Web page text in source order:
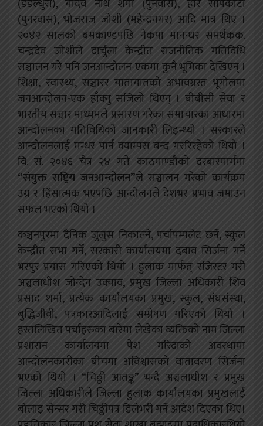
(डडेल्धुरा), यादव नाथ शर्मा (पुनर्वास), हरि सापकोटा
(पुनरवास), भोजराज जोशी (महेन्द्रनगर) आदि मात्र थिए ।
२०४२ सालको बमकाण्डपछि नेकपा मानन्धर समर्थकक.
चन्द्रदेव जोशीले दार्चुला केन्द्रीत राजनीतिक गतिविधि
सञ्चालन गरे पनि जनआन्दोलन-एकमा कुनै भूमिका देखिएन् ।
शिक्षा, स्वास्थ्य, सञ्चारर यातायातको अभावग्रस्त भूगोलमा
जनआन्दोलन-एक हाँक्नु सजिलो थिएन् । बीबीसी सेवा र
भारतीय सञ्चार माध्यमले प्रसारण गरेका समाचारका आधारमा
आन्दोलनका गतिविधिको जानकारी लिइन्थ्यो । सरकारले
आन्दोलनलाई मन्थर पार्न क्याम्पस बन्द गररिरहेको थियो ।
वि. सं. २०४६ चैत्र २४ गते काठमाण्डौको दरबारमार्गमा
“संयुक्त राष्ट्रिय जनआन्दोलन”ले सञ्चालन गरेको कार्यक्रम
उग्र र हिंसात्मक भएपछि आन्दोलनले देशभर प्रभाव जमाउन
सफल भएको थियो ।
कञ्चनपुरमा दैनिक जुलुस निकाल्ने, पर्चापम्पलेट छर्ने, स्कुल
केन्द्रीत सभा गर्ने, सरकारी कार्यालयमा दबाव सिर्जना गर्ने
भरपुर प्रयास गरिएको थियो । हुलाक मार्फत् रजिस्टर गरी
अञ्चलाधीश जोन्देन उक्याव, प्रमुख जिल्ला अधिकारी शिव
प्रसाद शर्मा, प्रत्येक कार्यालयका प्रमुख, स्कुल, संघसंस्था,
बुद्धिजीवी, पत्रकारआदिलाई सम्प्रेषण गरिएको थियो ।
हस्तलिखित पर्चाहरुका बारेमा लेखेका व्यक्तिको नाम जिल्ला
प्रशासन कार्यालयमा पेश गरिदाको अवस्थामा
आन्दोलनकारीका बीचमा अविश्वासको वातावरण सिर्जना
भएको थियो । “चिठ्ठी आतङ्क” भन्दै अञ्चलाधीश र प्रमुख
जिल्ला अधिकारीले जिल्ला हुलाक कार्यालयका प्रमुखलाई
बोलाइ सेन्सर गरी चिठ्ठीपत्र डिलेभरी गर्ने आदेश दिएका थिए।